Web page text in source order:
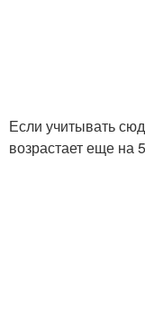
Если учитывать
возрастает еще на